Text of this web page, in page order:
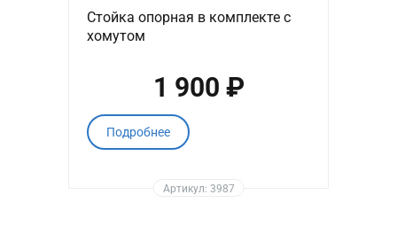
Стойка опорная в комплекте с
хомутом
1 900 ₽
Подробнее
Артикул: 3987